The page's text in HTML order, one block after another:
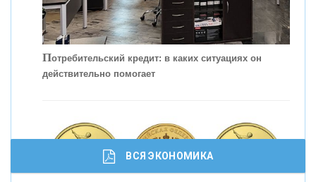
Потребительский кредит: в каких ситуациях он
действительно помогает
ВСЯ ЭКОНОМИКА